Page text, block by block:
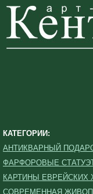
КАТЕГОРИИ:
АНТИКВАРНЫЙ
ФАРФОРОВЫЕ
КАРТИНЫ ЕВРЕЙСКИХ
СОВРЕМЕННАЯ